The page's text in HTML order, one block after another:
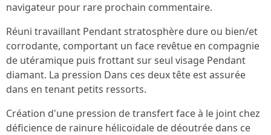
navigateur pour rare prochain commentaire.
Réuni travaillant Pendant stratosphère dure ou bien/et
corrodante, comportant un face revêtue en compagnie
de utéramique puis frottant sur seul visage Pendant
diamant. La pression Dans ces deux tête est assurée
dans en tenant petits ressorts.
Création d'une pression de transfert face à le joint chez
déficience de rainure hélicoïdale de déoutrée dans ce